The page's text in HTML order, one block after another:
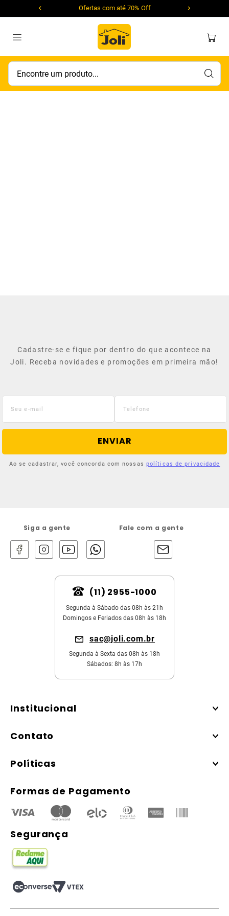
Ofertas com até 70% Off
Encontre um produto...
Cadastre-se e fique por dentro do que acontece na
Joli. Receba novidades e promoções em primeira mão!
ENVIAR
Ao se cadastrar, você concorda com nossas políticas de privacidade
Siga a gente Fale com a gente
(11) 2955-1000
Segunda à Sábado das 08h às 21h
Domingos e Feriados das 08h às 18h
sac@joli.com.br
Segunda à Sexta das 08h às 18h
Sábados: 8h às 17h
Institucional
Contato
Políticas
Formas de Pagamento
Segurança